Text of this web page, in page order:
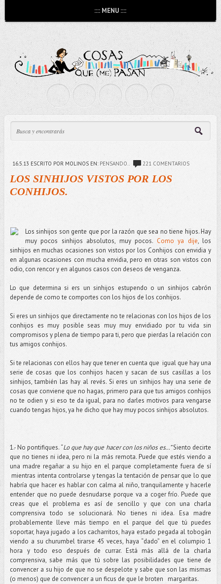
:::: MENU ::::
16.5.13 ESCRITO POR MOLINOS EN: PENSANDO.. 221 COMENTARIOS
LOS SINHIJOS VISTOS POR LOS
CONHIJOS.
Los sinhijos son gente que por la razón que sea no tiene hijos. Hay
muy pocos sinhijos absolutos, muy pocos. Como ya dije, los
sinhijos en muchas ocasiones son vistos por los Conhijos con envidia y
en algunas ocasiones con mucha envidia, pero en otras son vistos con
odio, con rencor y en algunos casos con deseos de venganza.
Lo que determina si ers un sinhijos estupendo o un sinhijos cabrón
depende de como te comportes con los hijos de los conhijos.
Si eres un sinhijos que directamente no te relacionas con los hijos de los
conhijos es muy posible seas muy muy envidiado por tu vida sin
compromisos y plena de tiempo para ti, pero que pierdas la relación con
tus amigos conhijos.
Si te relacionas con ellos hay que tener en cuenta que igual que hay una
serie de cosas que los conhijos hacen y sacan de sus casillas a los
sinhijos, también las hay al revés. Si eres un sinhijos hay una serie de
cosas que conviene que no hagas, primero para que tus amigos conhijos
no te odien y si eso te da igual, para no darles motivos para vengarse
cuando tengas hijos, ya he dicho que hay muy pocos sinhijos absolutos.
1.- No pontifiques. “Lo que hay que hacer con los niños es…”Siento decirte
que no tienes ni idea, pero ni la más remota. Puede que estés viendo a
una madre regañar a su hijo en el parque completamente fuera de sí
mientras intenta controlarse y tengas la tentación de pensar que lo que
habría que hacer es hablar con calma al niño, tranquilamente y hacerle
entender que no puede desnudarse porque va a coger frío. Puede que
creas que el problema es así de sencillo y que con una charla
comprensiva todo se solucionará. No tienes ni idea. Esa madre
probablemente lleve más tiempo en el parque del que tú puedes
soportar, haya jugado a los cacharritos, haya estado pegada al tobogán
viendo a su churumbel tirarse 45 veces, haya “dado” en el columpio 1
hora y todo eso después de currar. Está más allá de la charla
comprensiva, sabe más que tú sobre las posibilidades que tiene de
convencer a su hijo de que no se despelote y sabe que son las mismas
(o menos) que de convencer a un ficus de que le broten margaritas.